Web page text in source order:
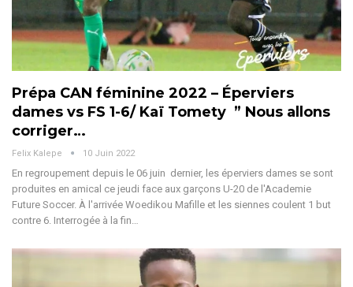
Prépa CAN féminine 2022 – Éperviers
dames vs FS 1-6/ Kaï Tomety ” Nous allons
corriger…
Felix Kalepe 10 Juin 2022
En regroupement depuis le 06 juin dernier, les éperviers dames se sont
produites en amical ce jeudi face aux garçons U-20 de l'Academie
Future Soccer. À l'arrivée Woedikou Mafille et les siennes coulent 1 but
contre 6. Interrogée à la fin…